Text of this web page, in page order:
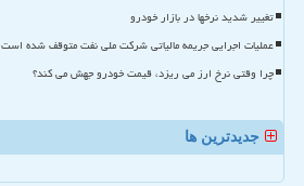
تغییر شدید نرخها در بازار خودرو
عملیات اجرایی جریمه مالیاتی شرکت ملی نفت متوقف شده است
چرا وقتی نرخ ارز می ریزد، قیمت خودرو جهش می کند؟
جدیدترین ها